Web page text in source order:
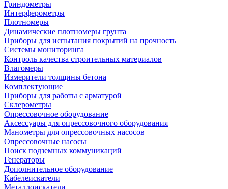
Гриндометры
Интерферометры
Плотномеры
Динамические плотномеры грунта
Приборы для испытания покрытий на прочность
Системы мониторинга
Контроль качества строительных материалов
Влагомеры
Измерители толщины бетона
Комплектующие
Приборы для работы с арматурой
Склерометры
Опрессовочное оборудование
Аксессуары для опрессовочного оборудования
Манометры для опрессовочных насосов
Опрессовочные насосы
Поиск подземных коммуникаций
Генераторы
Дополнительное оборудование
Кабелеискатели
Металлоискатели